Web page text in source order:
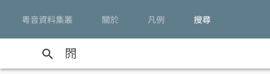
粵音資料集叢 關於 凡例 搜尋
search